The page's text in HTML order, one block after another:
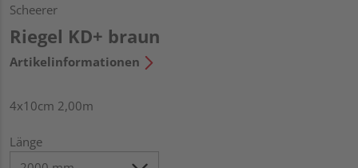
Scheerer
Riegel KD+ braun
Artikelinformationen
4x10cm 2,00m
Länge